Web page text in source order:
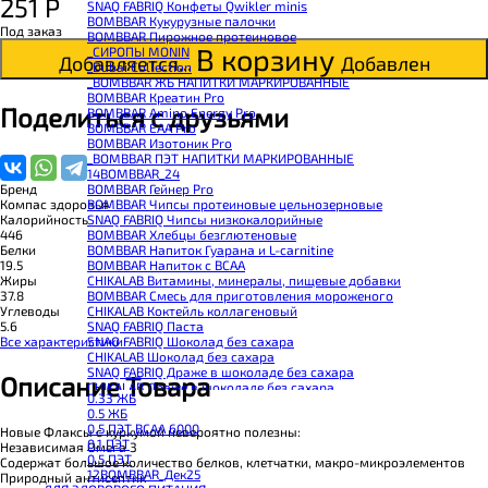
SNAQ FABRIQ Конфеты Qwikler minis
BOMBBAR Кукурузные палочки
BOMBBAR Пирожное протеиновое
_CИРОПЫ MONIN
_Dubai Collection
_BOMBBAR ЖБ НАПИТКИ МАРКИРОВАННЫЕ
BOMBBAR Креатин Pro
BOMBBAR Amino Energy Pro
BOMBBAR EAA Pro
BOMBBAR Изотоник Pro
_BOMBBAR ПЭТ НАПИТКИ МАРКИРОВАННЫЕ
14BOMBBAR_24
BOMBBAR Гейнер Pro
BOMBBAR Чипсы протеиновые цельнозерновые
SNAQ FABRIQ Чипсы низкокалорийные
BOMBBAR Хлебцы безглютеновые
BOMBBAR Напиток Гуарана и L-carnitine
BOMBBAR Напиток с BCAA
CHIKALAB Витамины, минералы, пищевые добавки
BOMBBAR Смесь для приготовления мороженого
CHIKALAB Коктейль коллагеновый
SNAQ FABRIQ Паста
SNAQ FABRIQ Шоколад без сахара
CHIKALAB Шоколад без сахара
SNAQ FABRIQ Драже в шоколаде без сахара
CHIKALAB Драже в шоколаде без сахара
BOMBBAR Каша овсяная с белком
BOMBBAR Джем низкокалорийный
BOMBBAR Сахарозаменитель
BOMBBAR Паста
CHIKALAB Паста
CHIKALAB Смеси для выпечки
0.33 ЖБ
0.5 ЖБ
0.5 ПЭТ ВСАА 6000
0.1 ПЭТ
0.5 ПЭТ
12BOMBBAR_Дек25
251 Р
Под заказ
Добавляется... В корзину Добавлен
Поделиться с друзьями
Бренд
Компас здоровья
Калорийность
446
Белки
19.5
Жиры
37.8
Углеводы
5.6
Все характеристики
Описание Товара
Новые Флаксы с куркумой невероятно полезны:
Независимая Омега 3
Содержат большое количество белков, клетчатки, макро-микроэлементов
Природный антисептик